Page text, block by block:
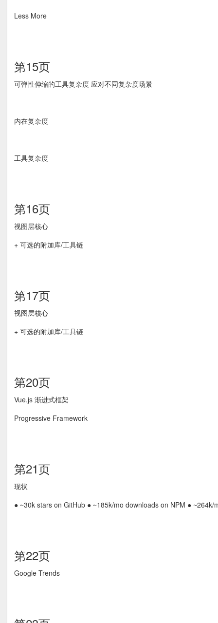
Less More
第15页
可弹性伸缩的工具复杂度 应对不同复杂度场景
内在复杂度
工具复杂度
第16页
视图层核心
+ 可选的附加库/工具链
第17页
视图层核心
+ 可选的附加库/工具链
第20页
Vue.js 渐进式框架
Progressive Framework
第21页
现状
● ~30k stars on GitHub ● ~185k/mo downloads on NPM ●
第22页
Google Trends